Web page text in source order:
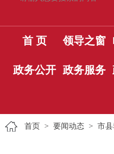
首 页 领导之窗
政务公开 政务服务
首页 > 要闻动态 > 市